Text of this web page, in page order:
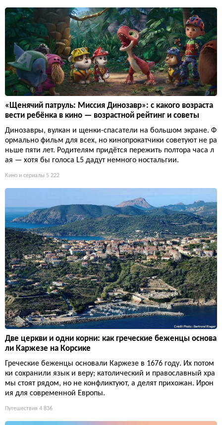
«Щенячий патруль: Миссия Динозавр»: с какого возраста
вести ребёнка в кино — возрастной рейтинг и советы
Динозавры, вулкан и щенки-спасатели на большом экране. Ф
ормально фильм для всех, но кинопрокатчики советуют не ра
ньше пяти лет. Родителям придётся пережить полтора часа л
ая — хотя бы голоса L5 дадут немного ностальгии.
Кино и сериалы 5 222
Две церкви и одни корни: как греческие беженцы основа
ли Каржезе на Корсике
Греческие беженцы основали Каржезе в 1676 году. Их потом
ки сохранили язык и веру; католический и православный хра
мы стоят рядом, но не конфликтуют, а делят прихожан. Ирон
ия для современной Европы.
Путешествия 4 836